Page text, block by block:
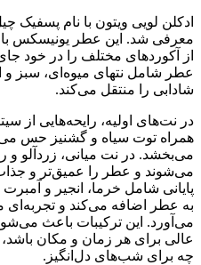
معرفی شد. این عطر یونیسکس با
از آکوردهای مختلف را در خود
عطر شامل نتهای میوه‌ای، سبز
شادابی را منتقل می‌کند.
در نت‌های اولیه، رایحه‌هایی از
همراه توت سیاه و گشنیز حس
می‌بخشد. در نت میانی، زردآلو و
می‌شوند و عطر را عمیق‌تر و
پایانی شامل خرما، انجیر و
به عطر اضافه می‌کند و تجربه‌ای
می‌آورد. این ترکیبات باعث
عالی برای هر زمان و مکان
چه برای شب‌های دل‌انگیز.